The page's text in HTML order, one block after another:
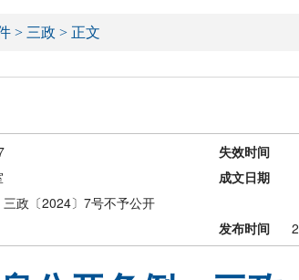
> 三政 > 正文
失效时间
成文日期
政〔2024〕7号不予公开
发布时间